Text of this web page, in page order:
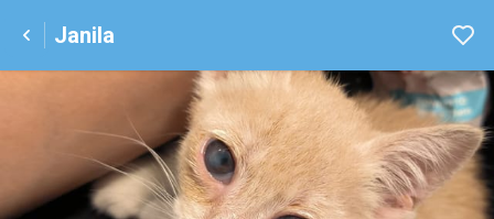
Janila